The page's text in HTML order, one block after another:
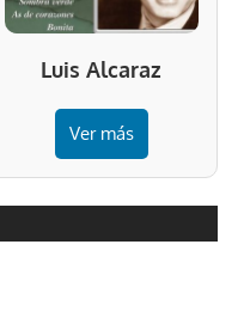
Luis Alcaraz
Ver más